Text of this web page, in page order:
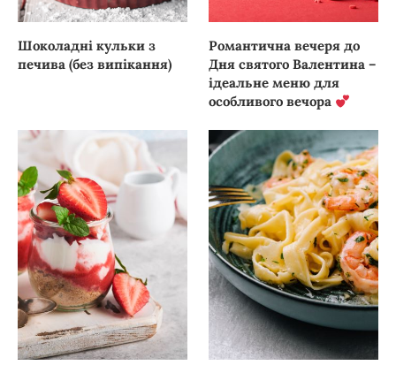
Шоколадні кульки з
печива (без випікання)
Романтична вечеря до
Дня святого Валентина –
ідеальне меню для
особливого вечора